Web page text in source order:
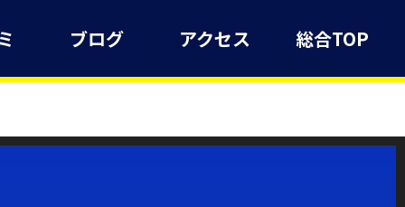
ブログ アクセス 総合TOP